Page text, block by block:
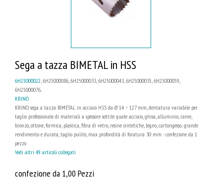
Sega a tazza BIMETAL in HSS
6H25000022, 6H25000086, 6H25000033, 6H25000043, 6H25000035, 6H25000059,
6H25000076...
KRINO
KRINO sega a tazza BIMETAL in acciaio HSS da Ø 14 ÷ 127 mm, dentatura variabile per
taglio professionale di materiali a spessore sottile quale acciaio, ghisa, alluminio, rame,
bronzo, ottone, formica, plastica, fibra di vetro, resine sintetiche, legno, cartongesso; grande
rendimento e durata, taglio pulito, max profondità di foratura 30 mm - confezione da 1
pezzo
Vedi altri 49 articoli collegati
confezione da 1,00 Pezzi